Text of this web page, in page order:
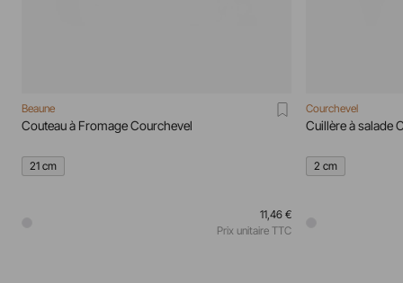
Beaune
Couteau à Fromage Courchevel
21 cm
11,46 €
Prix unitaire TTC
Courchevel
Cuillère à salade
2 cm